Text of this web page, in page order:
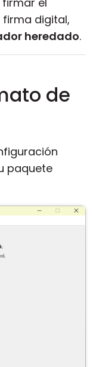
digital,
heredado.
de
paquete